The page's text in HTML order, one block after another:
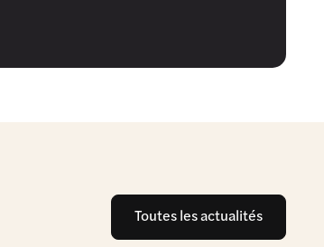
Toutes les actualités